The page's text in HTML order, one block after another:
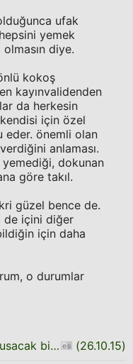
ufak
yemek
olmasın diye.
kokoş
kayınvalidenden
da herkesin
için özel
eder. önemli olan
anlaması.
dokunan
göre takıl.
güzel bence de.
de içini diğer
için daha
o durumlar
hayat aklini konusacak bir filozof uret (26.10.15)